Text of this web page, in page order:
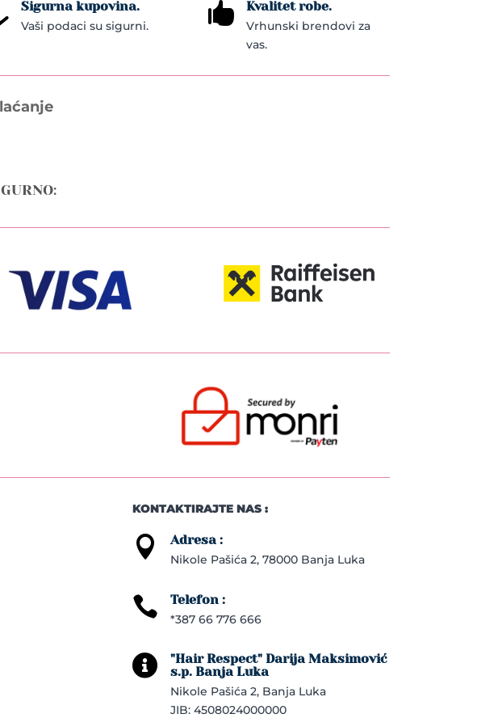
Sigurna kupovina.
Vaši podaci su sigurni.  Kvalitet robe.
Vrhunski brendovi za
vas.
KONTAKTIRAJTE NAS :
 Adresa :
Nikole Pašića 2, 78000 Banja Luka
 Telefon :
*387 66 776 666

"Hair Respect" Darija Maksimović
s.p. Banja Luka
Nikole Pašića 2, Banja Luka
JIB: 4508024000000